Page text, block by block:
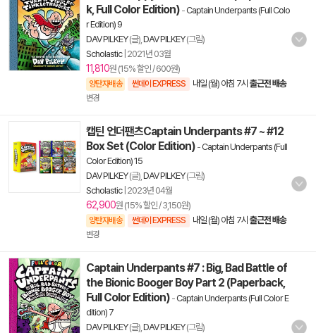
k, Full Color Edition) -Captain Underpants (Full Colo
r Edition) 9
DAV PILKEY(글), DAV PILKEY(그림)
Scholastic| 2021년 03월
11,810원 (15% 할인 / 600원)
양탄자배송 썬데이 EXPRESS 내일 (월) 아침 7시 출근전 배송
변경
캡틴 언더팬츠Captain Underpants #7 ~ #12
Box Set (Color Edition) -Captain Underpants (Full
Color Edition) 15
DAV PILKEY(글), DAV PILKEY(그림)
Scholastic| 2023년 04월
62,900원 (15% 할인 / 3,150원)
양탄자배송 썬데이 EXPRESS 내일 (월) 아침 7시 출근전 배송
변경
Captain Underpants #7 : Big, Bad Battle of
the Bionic Booger Boy Part 2 (Paperback,
Full Color Edition) -Captain Underpants (Full Color E
dition) 7
DAV PILKEY(글), DAV PILKEY(그림)